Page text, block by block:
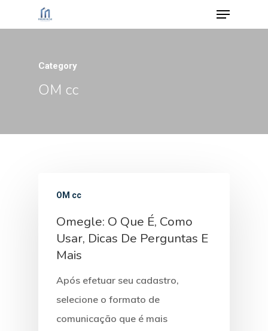
Category
OM cc
OM cc
Omegle: O Que É, Como
Usar, Dicas De Perguntas E
Mais
Após efetuar seu cadastro,
selecione o formato de
comunicação que é mais